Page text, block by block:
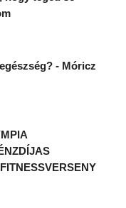
- Móricz